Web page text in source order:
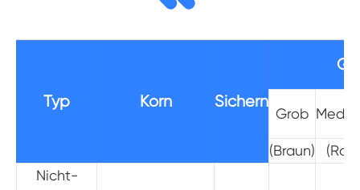
Typ Korn Sichern
Grob
(Braun)
(Rot)
Nicht-